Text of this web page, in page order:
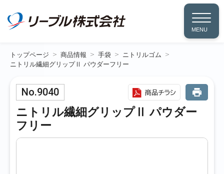
MENU
トップページ 商品情報 手袋
ニトリルゴム
ニトリル繊細グリップⅡ パウダーフリー
No.9040 商品チラシ
ニトリル繊細グリップⅡ パウダー
フリー